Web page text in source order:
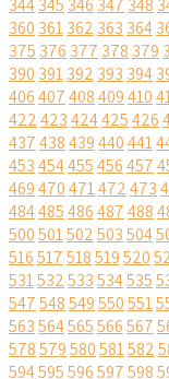
344345 346 347 348
360 361362 363 364
375 376 377 378 379
390 391392 393 394
406407408409410
422423424425426
437438439440441
453454455456457
469470471472473
484485486487488
500501502503504
516517518519520
531532533534535
547548549550551
563564565566567
578579580581582
594595596597598